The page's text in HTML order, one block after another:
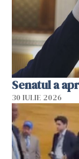
Senatul a
30 IULIE 2026